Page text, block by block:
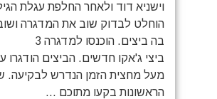
וישניא דוד ולאחר החלפת עגלת
הוחלט לבדוק שוב את המדגרה
בה ביצים. הוכנסו למדגרה 3
ביצי ג'אקו חדשים. הביצים הודגרו
מעל מחצית הזמן הנדרש לבקיעה.
הראשונות בקעו מתוכם ...